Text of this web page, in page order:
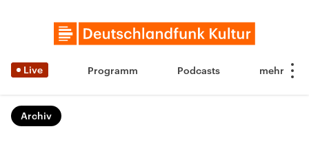
Live Programm Podcasts
Archiv